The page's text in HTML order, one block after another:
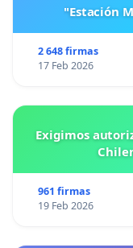
"Estación
2 648 firmas
17 Feb 2026
Exigimos
961 firmas
19 Feb 2026